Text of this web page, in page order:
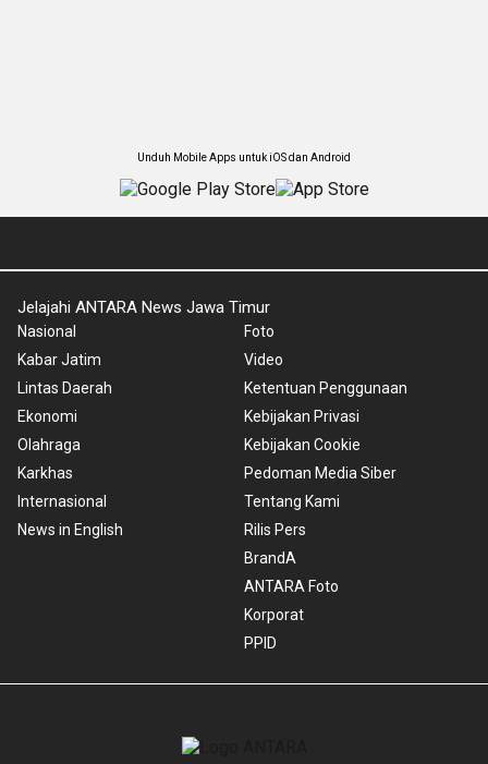
Unduh Mobile Apps untuk iOS dan Android
Jelajahi ANTARA News Jawa Timur
Nasional
Kabar Jatim
Lintas Daerah
Ekonomi
Olahraga
Karkhas
Internasional
News in English
Foto
Video
Ketentuan Penggunaan
Kebijakan Privasi
Kebijakan Cookie
Pedoman Media Siber
Tentang Kami
Rilis Pers
BrandA
ANTARA Foto
Korporat
PPID